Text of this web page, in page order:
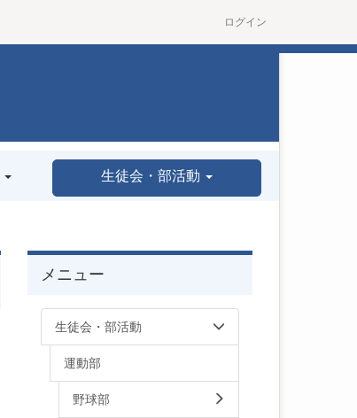
ログイン
生徒会・部活動
メニュー
生徒会・部活動
運動部
野球部